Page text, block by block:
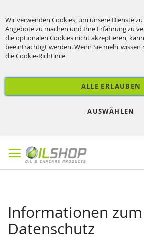
Wir verwenden Cookies, um unsere Dienste
Angebote zu machen und Ihre Erfahrung zu
die optionalen Cookies nicht akzeptieren,
beeinträchtigt werden. Wenn Sie mehr
dieCookie-Richtlinie
ALLE ERLAUBEN
AUSWÄHLEN
zum
Inhalt
Informationen zum
Datenschutz